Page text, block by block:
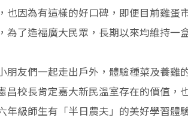
也因為有這樣的好口碑，即便目前雞蛋
為了造福廣大民眾，長期以來均維持一
朋友們一起走出戶外，體驗種菜及養
昌校長肯定嘉大新民溫室存在的價值，
年級師生有「半日農夫」的美好學習體